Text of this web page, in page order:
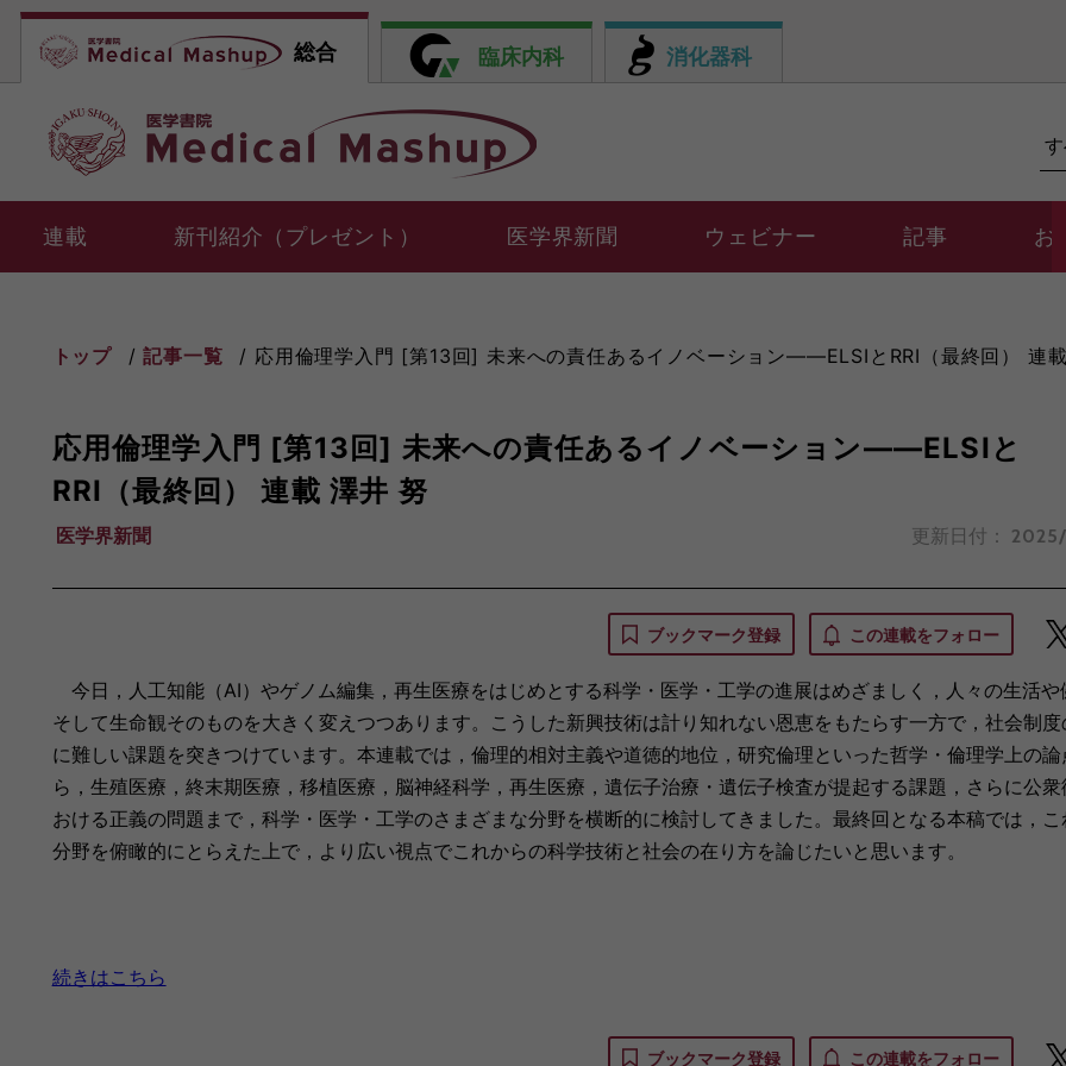
総合 臨床内科 消化器科
連載 新刊紹介（プレゼント） 医学界新聞 ウェビナー 記事 お
トップ 記事一覧 応用倫理学入門 [第13回] 未来への責任あるイノベーション――ELSIとRRI（最終回） 連載
応用倫理学入門 [第13回] 未来への責任あるイノベーション――ELSIと
RRI（最終回） 連載 澤井 努
医学界新聞 更新日付：
ブックマーク登録 この連載をフォロー
今日，人工知能（AI）やゲノム編集，再生医療をはじめとする科学・医学・工学の進展はめざましく，人々の生活や
そして生命観そのものを大きく変えつつあります。こうした新興技術は計り知れない恩恵をもたらす一方で，社会制度
に難しい課題を突きつけています。本連載では，倫理的相対主義や道徳的地位，研究倫理といった哲学・倫理学上の論
ら，生殖医療，終末期医療，移植医療，脳神経科学，再生医療，遺伝子治療・遺伝子検査が提起する課題，さらに公衆
おける正義の問題まで，科学・医学・工学のさまざまな分野を横断的に検討してきました。最終回となる本稿では，こ
分野を俯瞰的にとらえた上で，より広い視点でこれからの科学技術と社会の在り方を論じたいと思います。
続きはこちら
ブックマーク登録 この連載をフォロー